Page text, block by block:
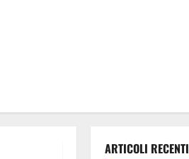
ARTICOLI RECENTI